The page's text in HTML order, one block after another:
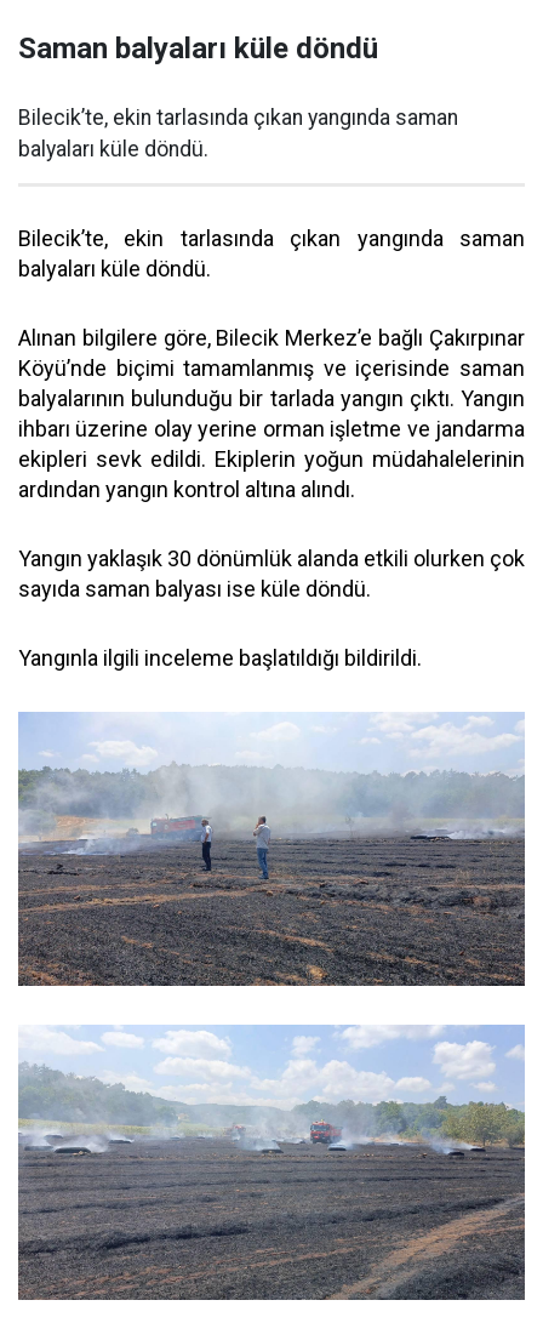
Saman balyaları küle döndü
Bilecik’te, ekin tarlasında çıkan yangında saman
balyaları küle döndü.
Bilecik’te, ekin tarlasında çıkan yangında saman
balyaları küle döndü.
Alınan bilgilere göre, Bilecik Merkez’e bağlı Çakırpınar
Köyü’nde biçimi tamamlanmış ve içerisinde saman
balyalarının bulunduğu bir tarlada yangın çıktı. Yangın
ihbarı üzerine olay yerine orman işletme ve jandarma
ekipleri sevk edildi. Ekiplerin yoğun müdahalelerinin
ardından yangın kontrol altına alındı.
Yangın yaklaşık 30 dönümlük alanda etkili olurken çok
sayıda saman balyası ise küle döndü.
Yangınla ilgili inceleme başlatıldığı bildirildi.